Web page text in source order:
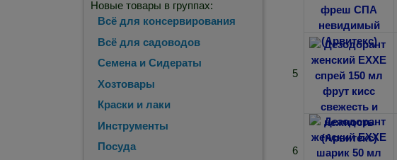
Новые товары в группах:
Всё для консервирования
Всё для садоводов
Семена и Сидераты
Хозтовары
Краски и лаки
Инструменты
Посуда
5
6